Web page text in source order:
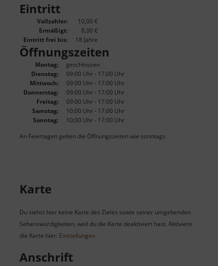
Eintritt
Vollzahler:
10,00 €
Ermäßigt:
8,00 €
Eintritt frei bis:
18 Jahre
Öffnungszeiten
Montag:
geschlossen
Dienstag:
09:00 Uhr - 17:00 Uhr
Mittwoch:
09:00 Uhr - 17:00 Uhr
Donnerstag:
09:00 Uhr - 17:00 Uhr
Freitag:
09:00 Uhr - 17:00 Uhr
Samstag:
10:00 Uhr - 17:00 Uhr
Sonntag:
10:00 Uhr - 17:00 Uhr
An Feiertagen gelten die Öffnungszeiten wie sonntags.
Karte
Du siehst hier keine Karte des Zieles sowie seiner umgebenden
Sehenswürdigkeiten, weil du die Karte deaktiviert hast. Aktiviere
die Karte hier: Einstellungen
Anschrift